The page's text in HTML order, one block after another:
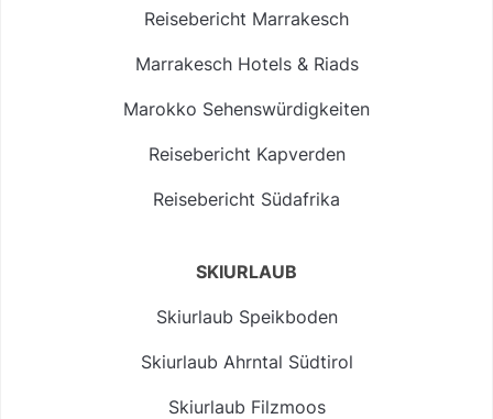
Reisebericht Marrakesch
Marrakesch Hotels & Riads
Marokko Sehenswürdigkeiten
Reisebericht Kapverden
Reisebericht Südafrika
SKIURLAUB
Skiurlaub Speikboden
Skiurlaub Ahrntal Südtirol
Skiurlaub Filzmoos